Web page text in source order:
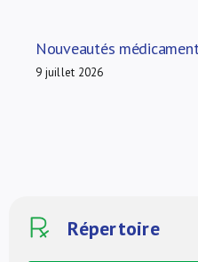
Nouveautés
9 juillet 2026
Répertoire